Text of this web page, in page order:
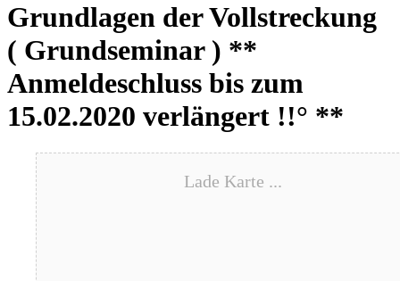
Grundlagen der Vollstreckung
( Grundseminar ) **
Anmeldeschluss bis zum
15.02.2020 verlängert !!° **
Lade Karte ...